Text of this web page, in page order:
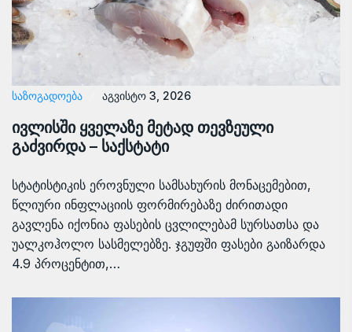
ᲡᲐᲖᲝᲒᲐᲓᲝᲔᲑᲐ აგვისტო 3, 2026
ივლისში ყველაზე მეტად თევზეული
გაძვირდა – საქსტატი
სტატისტიკის ეროვნული სამსახურის მონაცემებით,
წლიური ინფლაციის ფორმირებაზე ძირითადი
გავლენა იქონია ფასების ცვლილებამ სურსათსა და
უალკოჰოლო სასმელებზე. ჯგუფში ფასები გაიზარდა
4.9 პროცენტით,…